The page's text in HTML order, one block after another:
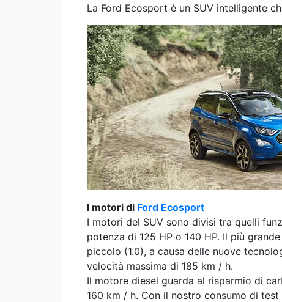
La Ford Ecosport è un SUV intelligente
I motori di Ford Ecosport
I motori del SUV sono divisi tra quelli
potenza di 125 HP o 140 HP. Il più
piccolo (1.0), a causa delle nuove
velocità massima di 185 km / h.
Il motore diesel guarda al risparmio di
160 km / h. Con il nostro consumo di